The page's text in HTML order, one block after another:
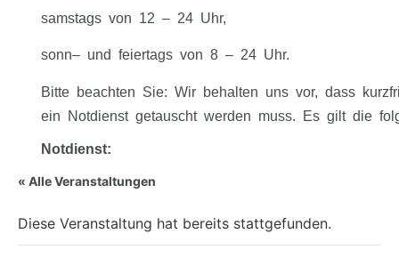
samstags von 12 – 24 Uhr,
sonn– und feiertags von 8 – 24 Uhr.
Bitte beachten Sie: Wir behalten uns vor, dass
ein Notdienst getauscht werden muss. Es gilt die
Notdienst:
« Alle Veranstaltungen
Diese Veranstaltung hat bereits stattgefunden.